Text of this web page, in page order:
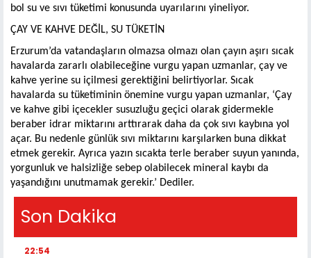
bol su ve sıvı tüketimi konusunda uyarılarını yineliyor.
ÇAY VE KAHVE DEĞİL, SU TÜKETİN
Erzurum’da vatandaşların olmazsa olmazı olan çayın aşırı sıcak
havalarda zararlı olabileceğine vurgu yapan uzmanlar, çay ve
kahve yerine su içilmesi gerektiğini belirtiyorlar. Sıcak
havalarda su tüketiminin önemine vurgu yapan uzmanlar, ‘Çay
ve kahve gibi içecekler susuzluğu geçici olarak gidermekle
beraber idrar miktarını arttırarak daha da çok sıvı kaybına yol
açar. Bu nedenle günlük sıvı miktarını karşılarken buna dikkat
etmek gerekir. Ayrıca yazın sıcakta terle beraber suyun yanında,
yorgunluk ve halsizliğe sebep olabilecek mineral kaybı da
yaşandığını unutmamak gerekir.’ Dediler.
Son Dakika
22:54